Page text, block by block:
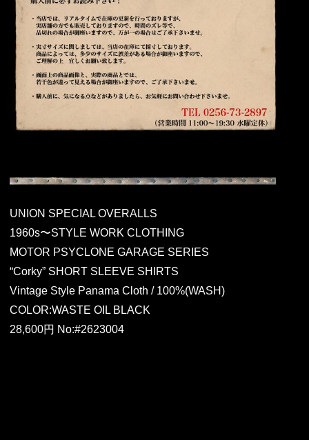
UNION SPECIAL OVERALLS
1960s〜STYLE WORK CLOTHING
MOTOR PSYCLONE GARAGE SERIES
“Corky” SHORT SLEEVE SHIRTS
Vintage Style Panama Cloth / 100%(WASH)
COLOR:WASTE OIL BLACK
28,600円 No:#2623004